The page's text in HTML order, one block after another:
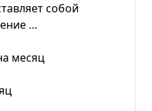
собой
…
месяц